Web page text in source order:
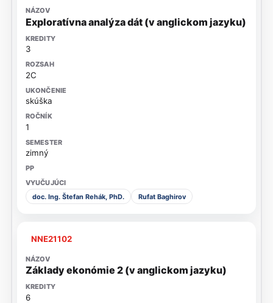
Exploratívna analýza dát (v anglickom jazyku)
3
2C
skúška
1
zimný
doc. Ing. Štefan Rehák, PhD. Rufat Baghirov
NNE21102
Základy ekonómie 2 (v anglickom jazyku)
6